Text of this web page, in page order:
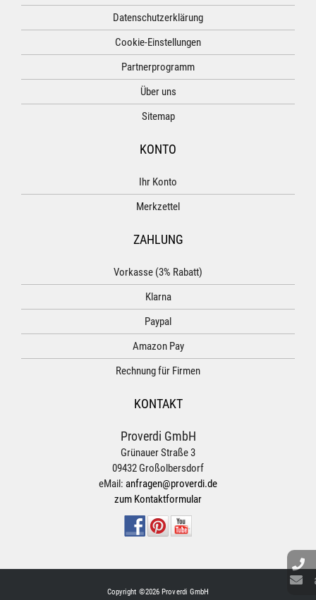
Datenschutzerklärung
Cookie-Einstellungen
Partnerprogramm
Über uns
Sitemap
KONTO
Ihr Konto
Merkzettel
ZAHLUNG
Vorkasse (3% Rabatt)
Klarna
Paypal
Amazon Pay
Rechnung für Firmen
KONTAKT
Proverdi GmbH
Grünauer Straße 3
09432 Großolbersdorf
eMail: anfragen@proverdi.de
zum Kontaktformular
Copyright ©2026 Proverdi GmbH